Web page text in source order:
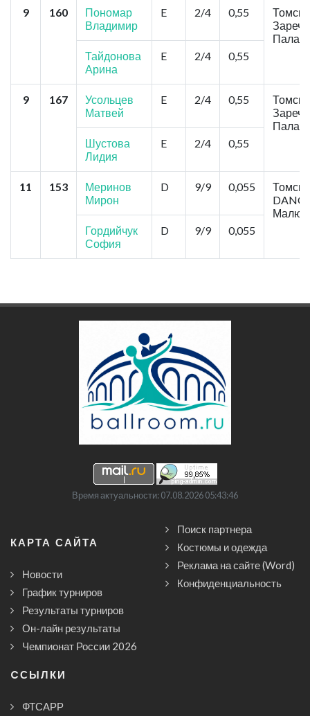
9 160
Пономар
Владимир
E 2/4 0,55
Томск,
Тайдонова
Арина
E 2/4 0,55
9 167
Усольцев
Матвей
E 2/4 0,55
Томск,
Шустова
Лидия
E 2/4 0,55
11 153
Меринов
Мирон
D 9/9 0,055
Томск,
Гордийчук
София
D 9/9 0,055
Время актуальности: 07.08.2026 05:43:46
КАРТА САЙТА
Новости
График турниров
Результаты турниров
Он-лайн результаты
Чемпионат России 2026
Поиск партнера
Костюмы и одежда
Реклама на сайте (Word)
Конфиденциальность
CСЫЛКИ
ФТСАРР